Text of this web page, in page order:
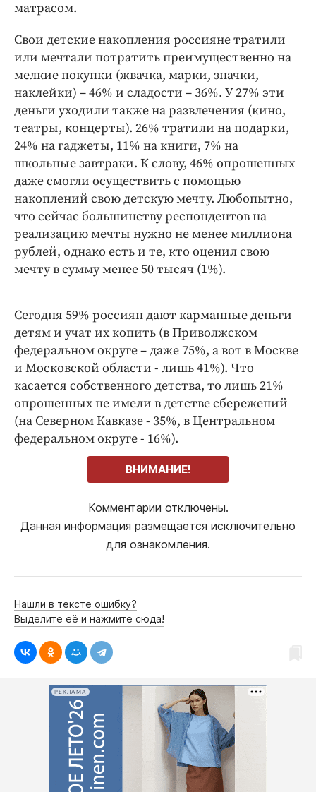
матрасом.
Свои детские накопления россияне тратили
или мечтали потратить преимущественно на
мелкие покупки (жвачка, марки, значки,
наклейки) – 46% и сладости – 36%. У 27% эти
деньги уходили также на развлечения (кино,
театры, концерты). 26% тратили на подарки,
24% на гаджеты, 11% на книги, 7% на
школьные завтраки. К слову, 46% опрошенных
даже смогли осуществить с помощью
накоплений свою детскую мечту. Любопытно,
что сейчас большинству респондентов на
реализацию мечты нужно не менее миллиона
рублей, однако есть и те, кто оценил свою
мечту в сумму менее 50 тысяч (1%).
Сегодня 59% россиян дают карманные деньги
детям и учат их копить (в Приволжском
федеральном округе – даже 75%, а вот в Москве
и Московской области - лишь 41%). Что
касается собственного детства, то лишь 21%
опрошенных не имели в детстве сбережений
(на Северном Кавказе - 35%, в Центральном
федеральном округе - 16%).
ВНИМАНИЕ!
Комментарии отключены.
Данная информация размещается исключительно
для ознакомления.
Нашли в тексте ошибку?
Выделите её и нажмите сюда!
РЕКЛАМА